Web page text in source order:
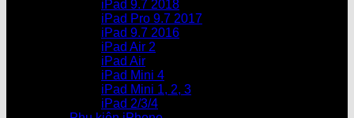
iPad 9.7 2018
iPad Pro 9.7 2017
iPad 9.7 2016
iPad Air 2
iPad Air
iPad Mini 4
iPad Mini 1, 2, 3
iPad 2/3/4